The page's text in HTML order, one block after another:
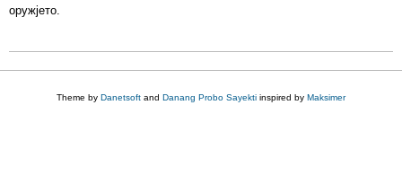
оружјето.
Theme by Danetsoft and Danang Probo Sayekti inspired by Maksimer